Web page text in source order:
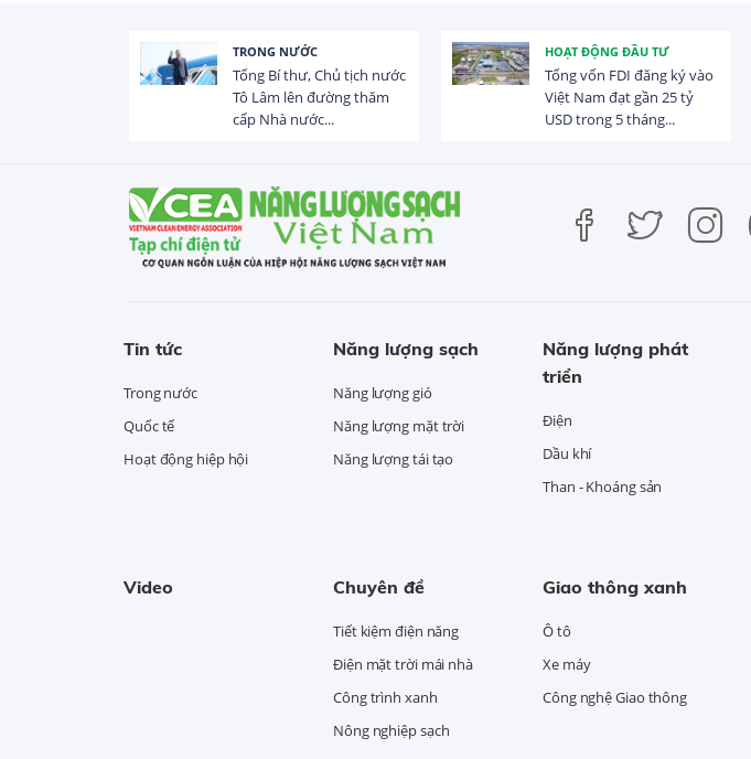
TRONG NƯỚC
Tổng Bí thư, Chủ tịch nước
Tô Lâm lên đường thăm
cấp Nhà nước...
HOẠT ĐỘNG ĐẦU TƯ
Tổng vốn FDI đăng ký vào
Việt Nam đạt gần 25 tỷ
USD trong 5 tháng...
Tin tức
Trong nước
Quốc tế
Hoạt động hiệp hội
Năng lượng sạch
Năng lượng gió
Năng lượng mặt trời
Năng lượng tái tạo
Năng lượng phát
triển
Điện
Dầu khí
Than - Khoáng sản
Video Chuyên đề
Tiết kiệm điện năng
Điện mặt trời mái nhà
Công trình xanh
Nông nghiệp sạch
Giao thông xanh
Ô tô
Xe máy
Công nghệ Giao thông